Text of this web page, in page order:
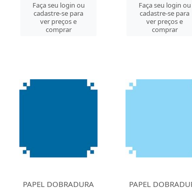
Faça seu login ou
cadastre-se para
ver preços e
comprar
Faça seu login ou
cadastre-se para
ver preços e
comprar
PAPEL DOBRADURA PAPEL